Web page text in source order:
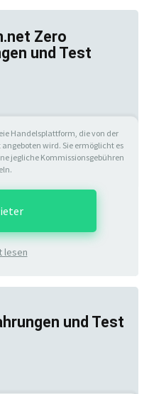
Zero
und Test
Handelsplattform, die von der
wird. Sie ermöglicht es
jegliche Kommissionsgebühren
lesen
und Test